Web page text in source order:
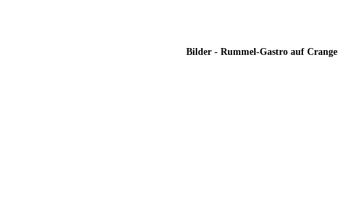
Bilder- Rummel-Gastro auf Crange